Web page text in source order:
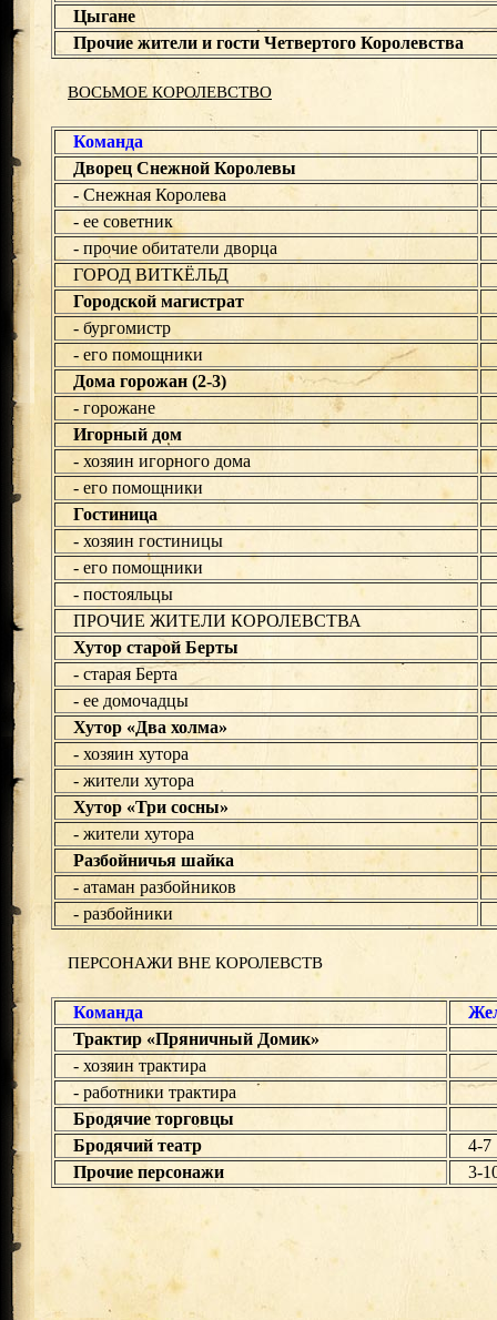
Цыгане
Прочие жители и гости Четвертого Королевства
ВОСЬМОЕ КОРОЛЕВСТВО
Команда
Дворец Снежной Королевы
- Снежная Королева
- ее советник
- прочие обитатели дворца
ГОРОД ВИТКЁЛЬД
Городской магистрат
- бургомистр
- его помощники
Дома горожан (2-3)
- горожане
Игорный дом
- хозяин игорного дома
- его помощники
Гостиница
- хозяин гостиницы
- его помощники
- постояльцы
ПРОЧИЕ ЖИТЕЛИ КОРОЛЕВСТВА
Хутор старой Берты
- старая Берта
- ее домочадцы
Хутор «Два холма»
- хозяин хутора
- жители хутора
Хутор «Три сосны»
- жители хутора
Разбойничья шайка
- атаман разбойников
- разбойники
ПЕРСОНАЖИ ВНЕ КОРОЛЕВСТВ
Команда
Трактир «Пряничный Домик»
- хозяин трактира
- работники трактира
Бродячие торговцы
Бродячий театр
4-7
Прочие персонажи
3-